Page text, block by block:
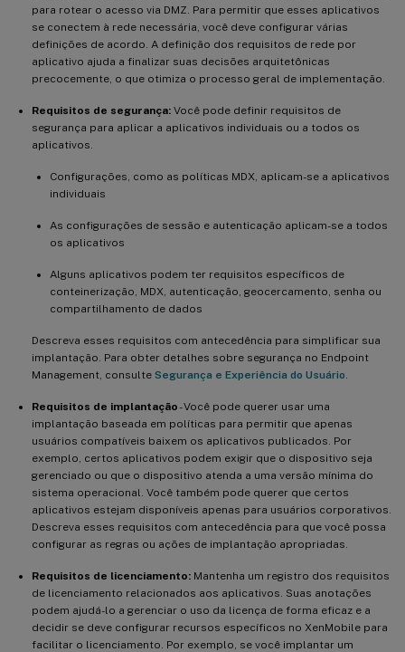
para rotear o acesso via DMZ. Para permitir que esses aplicativos
se conectem à rede necessária, você deve configurar várias
definições de acordo. A definição dos requisitos de rede por
aplicativo ajuda a finalizar suas decisões arquitetônicas
precocemente, o que otimiza o processo geral de implementação.
Requisitos de segurança: Você pode definir requisitos de
segurança para aplicar a aplicativos individuais ou a todos os
aplicativos.
Configurações, como as políticas MDX, aplicam-se a aplicativos
individuais
As configurações de sessão e autenticação aplicam-se a todos
os aplicativos
Alguns aplicativos podem ter requisitos específicos de
conteinerização, MDX, autenticação, geocercamento, senha ou
compartilhamento de dados
Descreva esses requisitos com antecedência para simplificar sua
implantação. Para obter detalhes sobre segurança no Endpoint
Management, consulte Segurança e Experiência do Usuário
Requisitos de implantação- Você pode querer usar uma
implantação baseada em políticas para permitir que apenas
usuários compatíveis baixem os aplicativos publicados. Por
exemplo, certos aplicativos podem exigir que o dispositivo seja
gerenciado ou que o dispositivo atenda a uma versão mínima do
sistema operacional. Você também pode querer que certos
aplicativos estejam disponíveis apenas para usuários corporativos.
Descreva esses requisitos com antecedência para que você possa
configurar as regras ou ações de implantação apropriadas.
Requisitos de licenciamento: Mantenha um registro dos requisitos
de licenciamento relacionados aos aplicativos. Suas anotações
podem ajudá-lo a gerenciar o uso da licença de forma eficaz e a
decidir se deve configurar recursos específicos no XenMobile para
facilitar o licenciamento. Por exemplo, se você implantar um